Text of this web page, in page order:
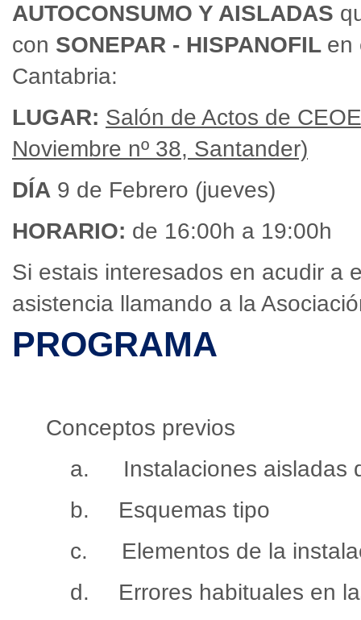
AUTOCONSUMO Y AISLADAS
con SONEPAR - HISPANOFIL en
Cantabria:
LUGAR: Salón de Actos de
Noviembre nº 38, Santander)
DÍA 9 de Febrero (jueves)
HORARIO: de 16:00h a 19:00h
Si estais interesados en acudir a
asistencia llamando a la
PROGRAMA
Conceptos previos
a.
Instalaciones aisladas
b.
Esquemas tipo
c.
Elementos de la
d.
Errores habituales en